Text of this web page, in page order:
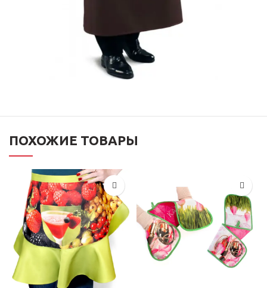
ПОХОЖИЕ ТОВАРЫ